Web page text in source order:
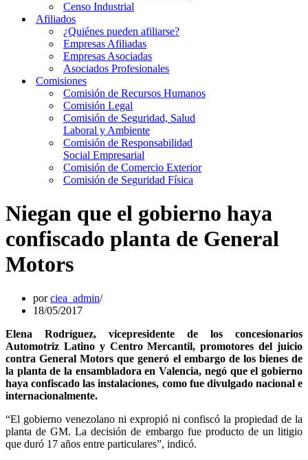
Censo Industrial
Afiliados
¿Quiénes pueden afiliarse?
Empresas Afiliadas
Empresas Asociadas
Asociados Profesionales
Comisiones
Comisión de Recursos Humanos
Comisión Legal
Comisión de Seguridad, Salud
Laboral y Ambiente
Comisión de Responsabilidad
Social Empresarial
Comisión de Comercio Exterior
Comisión de Seguridad Física
Niegan que el gobierno haya
confiscado planta de General
Motors
porciea_admin
18/05/2017
Elena Rodríguez, vicepresidente de los concesionarios
Automotriz Latino y Centro Mercantil, promotores del juicio
contra General Motors que generó el embargo de los bienes de
la planta de la ensambladora en Valencia, negó que el gobierno
haya confiscado las instalaciones, como fue divulgado nacional e
internacionalmente.
“El gobierno venezolano ni expropió ni confiscó la propiedad de la
planta de GM. La decisión de embargo fue producto de un litigio
que duró 17 años entre particulares”, indicó.